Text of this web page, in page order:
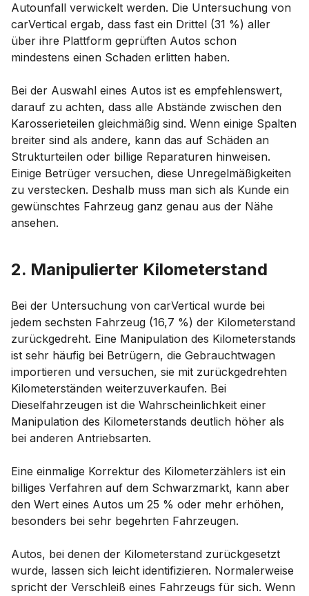
Autounfall verwickelt werden. Die Untersuchung von
carVertical ergab, dass fast ein Drittel (31 %) aller
über ihre Plattform geprüften Autos schon
mindestens einen Schaden erlitten haben.
Bei der Auswahl eines Autos ist es empfehlenswert,
darauf zu achten, dass alle Abstände zwischen den
Karosserieteilen gleichmäßig sind. Wenn einige Spalten
breiter sind als andere, kann das auf Schäden an
Strukturteilen oder billige Reparaturen hinweisen.
Einige Betrüger versuchen, diese Unregelmäßigkeiten
zu verstecken. Deshalb muss man sich als Kunde ein
gewünschtes Fahrzeug ganz genau aus der Nähe
ansehen.
2. Manipulierter Kilometerstand
Bei der Untersuchung von carVertical wurde bei
jedem sechsten Fahrzeug (16,7 %) der Kilometerstand
zurückgedreht. Eine Manipulation des Kilometerstands
ist sehr häufig bei Betrügern, die Gebrauchtwagen
importieren und versuchen, sie mit zurückgedrehten
Kilometerständen weiterzuverkaufen. Bei
Dieselfahrzeugen ist die Wahrscheinlichkeit einer
Manipulation des Kilometerstands deutlich höher als
bei anderen Antriebsarten.
Eine einmalige Korrektur des Kilometerzählers ist ein
billiges Verfahren auf dem Schwarzmarkt, kann aber
den Wert eines Autos um 25 % oder mehr erhöhen,
besonders bei sehr begehrten Fahrzeugen.
Autos, bei denen der Kilometerstand zurückgesetzt
wurde, lassen sich leicht identifizieren. Normalerweise
spricht der Verschleiß eines Fahrzeugs für sich. Wenn